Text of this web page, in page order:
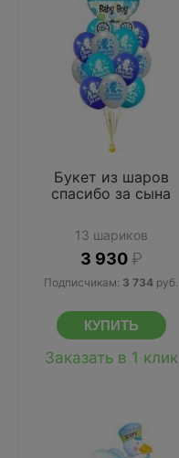
Букет из шаров
спасибо за сына
13 шариков
3 930 ₽
Подписчикам: 3 734 руб.
Заказать в 1 клик